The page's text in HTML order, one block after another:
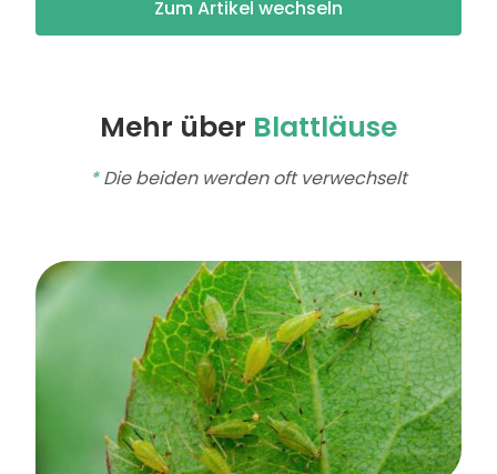
Zum Artikel wechseln
Mehr über Blattläuse
*Die beiden werden oft verwechselt